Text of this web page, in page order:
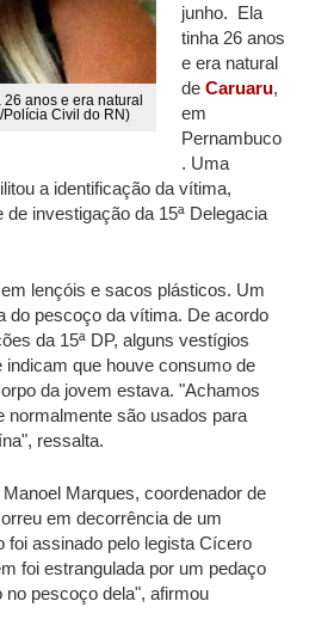
anos e era natural
Civil do RN)
junho. Ela
tinha 26 anos
e era natural
de Caruaru,
em
Pernambuco
. Uma
a identificação da vítima,
investigação da 15ª Delegacia
lençóis e sacos plásticos. Um
do pescoço da vítima. De acordo
da 15ª DP, alguns vestígios
que houve consumo de
da jovem estava. "Achamos
normalmente são usados para
ressalta.
Marques, coordenador de
em decorrência de um
foi assinado pelo legista Cícero
foi estrangulada por um pedaço
no pescoço dela", afirmou